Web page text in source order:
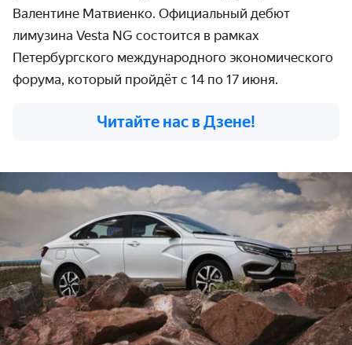
Валентине Матвиенко. Официальный дебют
лимузина Vesta NG состоится в рамках
Петербургского международного экономического
форума, который пройдёт с 14 по 17 июня.
Читайте нас в Дзене!